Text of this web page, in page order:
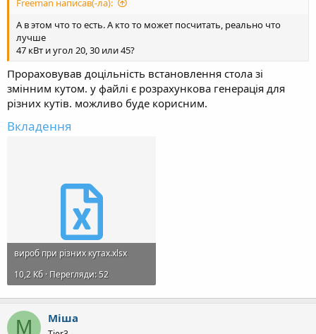
А в этом что то есть. А кто то может посчитать, реально что
лучше
47 кВт и угол 20, 30 или 45?
Прораховував доцільність встановлення стола зі
змінним кутом. у файлі є розрахункова генерація для
різних кутів. можливо буде корисним.
Вкладення
вироб при різних кутах.xlsx
10,2 Кб · Перегляди: 52
М Міша